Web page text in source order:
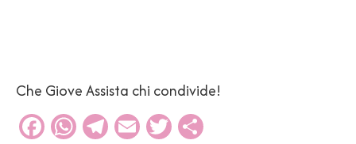
Che Giove Assista chi condivide!
Facebook
WhatsApp
Telegram
EmailTwitter